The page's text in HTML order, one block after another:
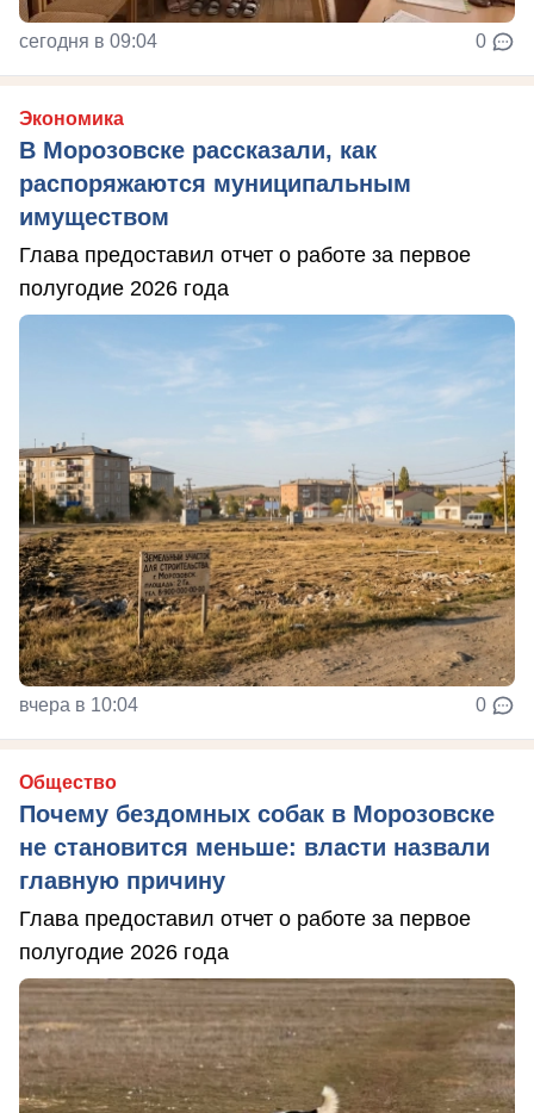
сегодня в 09:04 0
Экономика
В Морозовске рассказали, как
распоряжаются муниципальным
имуществом
Глава предоставил отчет о работе за первое
полугодие 2026 года
вчера в 10:04 0
Общество
Почему бездомных собак в Морозовске
не становится меньше: власти назвали
главную причину
Глава предоставил отчет о работе за первое
полугодие 2026 года